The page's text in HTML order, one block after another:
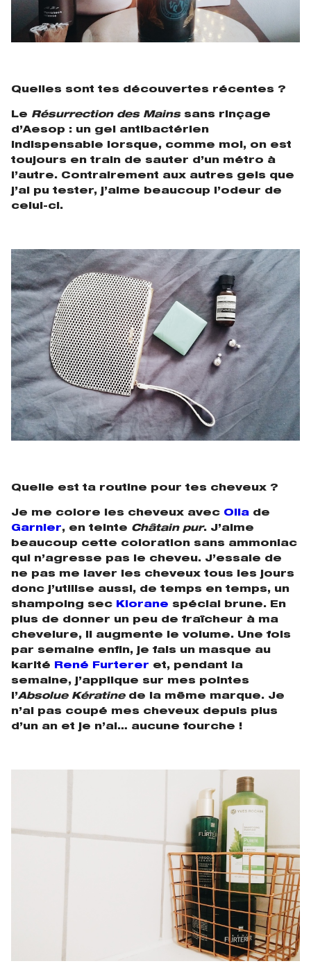
Quelles sont tes découvertes récentes ?
Le Résurrection des Mainssans rinçage
d’Aesop : un gel antibactérien
indispensable lorsque, comme moi, on est
toujours en train de sauter d’un métro à
l’autre. Contrairement aux autres gels que
j’ai pu tester, j’aime beaucoup l’odeur de
celui-ci.
Quelle est ta routine pour tes cheveux ?
Je me colore les cheveux avec Olia de
Garnier, en teinte Châtain pur. J’aime
beaucoup cette coloration sans ammoniac
qui n’agresse pas le cheveu. J’essaie de
ne pas me laver les cheveux tous les jours
donc j’utilise aussi, de temps en temps, un
shampoing sec
Klorane spécial brune. En
plus de donner un peu de fraîcheur à ma
chevelure, il augmente le volume. Une fois
par semaine enfin, je fais un masque au
karité
René Furterer et, pendant la
semaine, j’applique sur mes pointes
l’Absolue Kératinede la même marque. Je
n’ai pas coupé mes cheveux depuis plus
d’un an et je n’ai… aucune fourche !